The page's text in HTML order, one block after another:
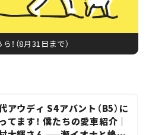
！（8月31日まで）
アウディ S4アバント（B5）に
てます！ 僕たちの愛車紹介｜